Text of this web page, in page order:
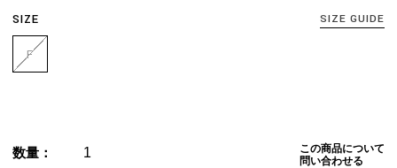
SIZE SIZE GUIDE
F
数量：
この商品について
問い合わせる